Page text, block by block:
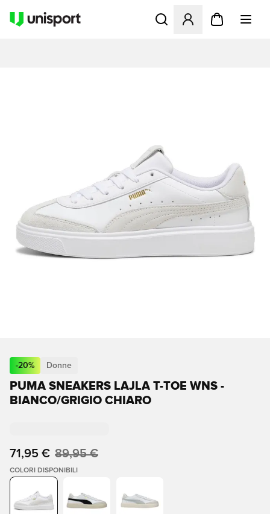
Apre una finestra modale
-20% Donne
PUMA SNEAKERS LAJLA T-TOE WNS -
BIANCO/GRIGIO CHIARO
71,95 € 89,95 €
COLORI DISPONIBILI